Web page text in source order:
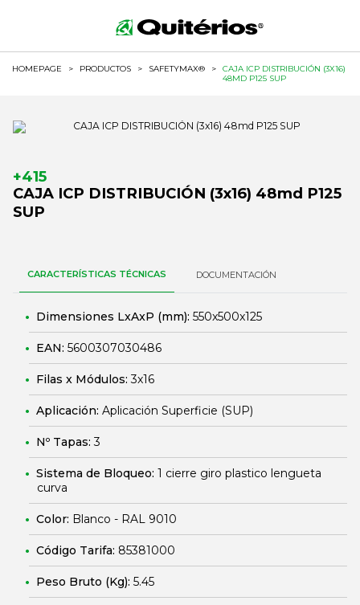
HOMEPAGE > PRODUCTOS > SAFETYMAX® >
CAJA ICP DISTRIBUCIÓN (3X16)
48MD P125 SUP
+415
CAJA ICP DISTRIBUCIÓN (3x16) 48md P125
SUP
CARACTERÍSTICAS TÉCNICAS DOCUMENTACIÓN
Dimensiones LxAxP (mm): 550x500x125
EAN: 5600307030486
Filas x Módulos:3x16
Aplicación: Aplicación Superficie (SUP)
Nº Tapas:3
Sistema de Bloqueo: 1 cierre giro plastico lengueta
curva
Color: Blanco - RAL 9010
Código Tarifa: 85381000
Peso Bruto (Kg): 5.45